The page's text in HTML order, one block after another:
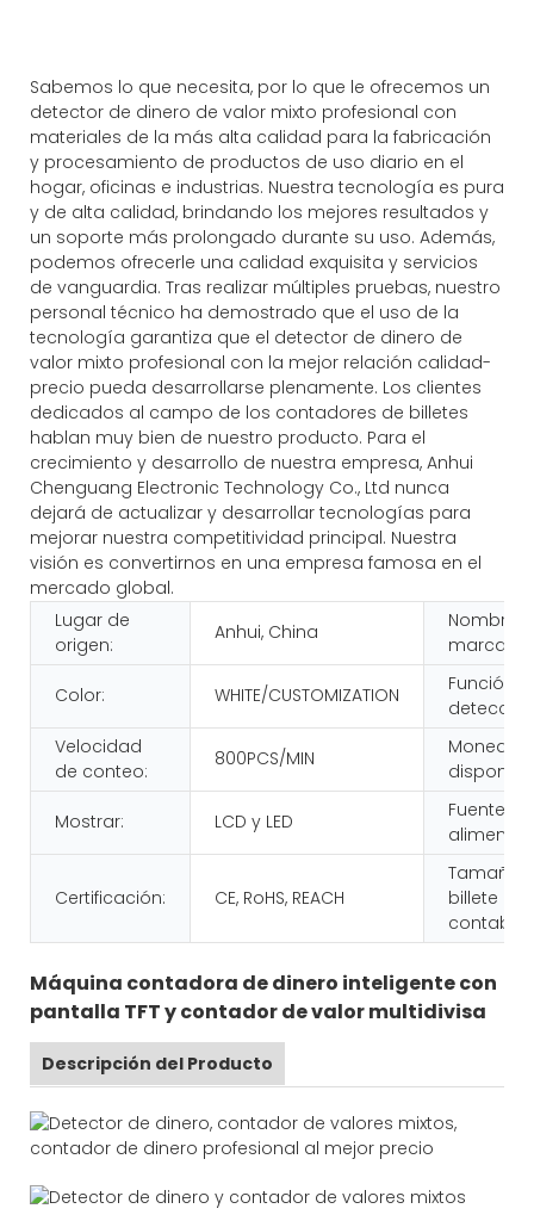
Sabemos lo que necesita, por lo que le ofrecemos un
detector de dinero de valor mixto profesional con
materiales de la más alta calidad para la fabricación
y procesamiento de productos de uso diario en el
hogar, oficinas e industrias. Nuestra tecnología es pura
y de alta calidad, brindando los mejores resultados y
un soporte más prolongado durante su uso. Además,
podemos ofrecerle una calidad exquisita y servicios
de vanguardia. Tras realizar múltiples pruebas, nuestro
personal técnico ha demostrado que el uso de la
tecnología garantiza que el detector de dinero de
valor mixto profesional con la mejor relación calidad-
precio pueda desarrollarse plenamente. Los clientes
dedicados al campo de los contadores de billetes
hablan muy bien de nuestro producto. Para el
crecimiento y desarrollo de nuestra empresa, Anhui
Chenguang Electronic Technology Co., Ltd nunca
dejará de actualizar y desarrollar tecnologías para
mejorar nuestra competitividad principal. Nuestra
visión es convertirnos en una empresa famosa en el
mercado global.
Lugar de
origen:
Anhui, China
Nombre
marca:
Color: WHITE/CUSTOMIZATION
Función
Velocidad
de conteo:
800PCS/MIN
Moneda
Mostrar: LCD y LED
Fuente de
Certificación: CE, RoHS, REACH
Tamaño
billete
contable:
Máquina contadora de dinero inteligente con
pantalla TFT y contador de valor multidivisa
Descripción del Producto